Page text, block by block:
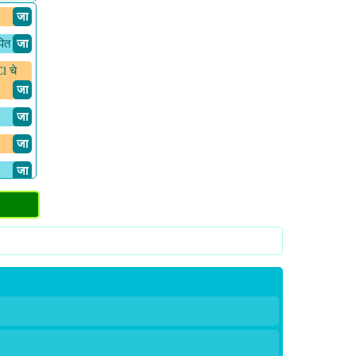
​ जा
​ जा
चे
​ जा
​ जा
​ जा
​ जा
​ जा
​ जा
​ जा
​ जा